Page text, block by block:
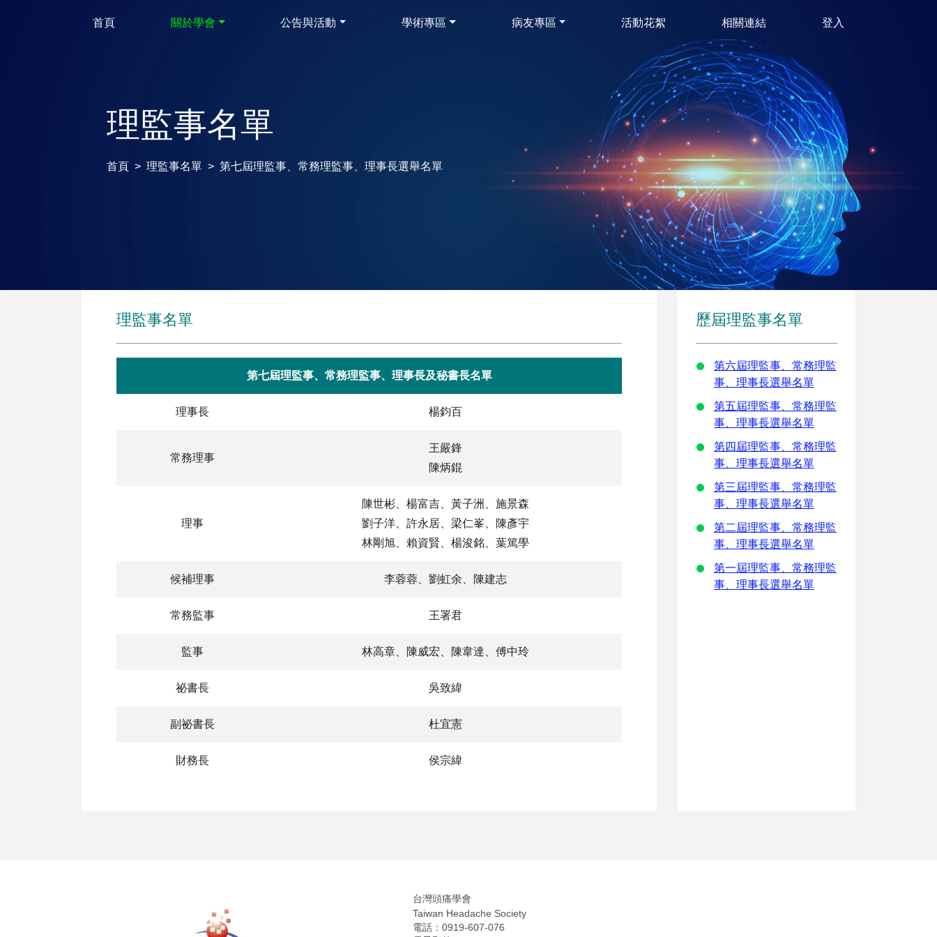
首頁 關於學會 公告與活動 學術專區 病友專區 活動花絮 相關連結 登入
理監事名單
首頁 理監事名單 第七屆理監事、常務理監事、理事長選舉名單
理監事名單
第七屆理監事、常務理監事、理事長及秘書長名單
理事長 楊鈞百
常務理事
王嚴鋒
陳炳錕
理事
陳世彬、楊富吉、黃子洲、施景森
劉子洋、許永居、梁仁峯、陳彥宇
林剛旭、賴資賢、楊浚銘、葉篤學
候補理事 李蓉蓉、劉虹余、陳建志
常務監事 王署君
監事 林高章、陳威宏、陳韋達、傅中玲
祕書長 吳致緯
副祕書長 杜宜憲
財務長 侯宗緯
歷屆理監事名單
第六屆理監事、常務理監
事、理事長選舉名單
第五屆理監事、常務理監
事、理事長選舉名單
第四屆理監事、常務理監
事、理事長選舉名單
第三屆理監事、常務理監
事、理事長選舉名單
第二屆理監事、常務理監
事、理事長選舉名單
第一屆理監事、常務理監
事、理事長選舉名單
台灣頭痛學會
Taiwan Headache Society
電話：0919-607-076